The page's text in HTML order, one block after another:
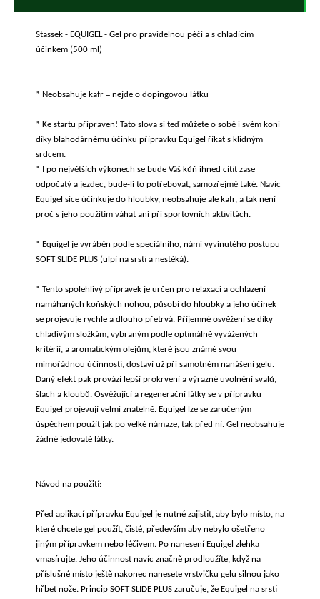
Stassek - EQUIGEL - Gel pro pravidelnou péči a s chladícím
účinkem (500 ml)
* Neobsahuje kafr = nejde o dopingovou látku
* Ke startu připraven! Tato slova si teď můžete o sobě i svém koni
díky blahodárnému účinku přípravku Equigel říkat s klidným
srdcem.
* I po největších výkonech se bude Váš kůň ihned cítit zase
odpočatý a jezdec, bude-li to potřebovat, samozřejmě také. Navíc
Equigel sice účinkuje do hloubky, neobsahuje ale kafr, a tak není
proč s jeho použitím váhat ani při sportovních aktivitách.
* Equigel je vyráběn podle speciálního, námi vyvinutého postupu
SOFT SLIDE PLUS (ulpí na srsti a nestéká).
* Tento spolehlivý přípravek je určen pro relaxaci a ochlazení
namáhaných koňských nohou, působí do hloubky a jeho účinek
se projevuje rychle a dlouho přetrvá. Příjemné osvěžení se díky
chladivým složkám, vybraným podle optimálně vyvážených
kritérií, a aromatickým olejům, které jsou známé svou
mimořádnou účinností, dostaví už při samotném nanášení gelu.
Daný efekt pak provází lepší prokrvení a výrazné uvolnění svalů,
šlach a kloubů. Osvěžující a regenerační látky se v přípravku
Equigel projevují velmi znatelně. Equigel lze se zaručeným
úspěchem použít jak po velké námaze, tak před ní. Gel neobsahuje
žádné jedovaté látky.
Návod na použití:
Před aplikací přípravku Equigel je nutné zajistit, aby bylo místo, na
které chcete gel použít, čisté, především aby nebylo ošetřeno
jiným přípravkem nebo léčivem. Po nanesení Equigel zlehka
vmasírujte. Jeho účinnost navíc značně prodloužíte, když na
příslušné místo ještě nakonec nanesete vrstvičku gelu silnou jako
hřbet nože. Princip SOFT SLIDE PLUS zaručuje, že Equigel na srsti